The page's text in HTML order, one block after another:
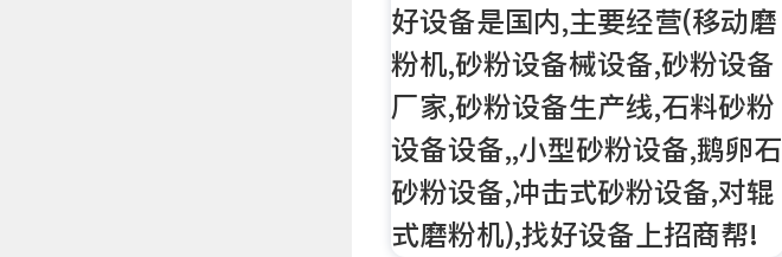
好设备是国内,主要经营(移动磨
粉机,砂粉设备械设备,砂粉设备
厂家,砂粉设备生产线,石料砂粉
设备设备,,小型砂粉设备,鹅卵石
砂粉设备,冲击式砂粉设备,对辊
式磨粉机),找好设备上招商帮!